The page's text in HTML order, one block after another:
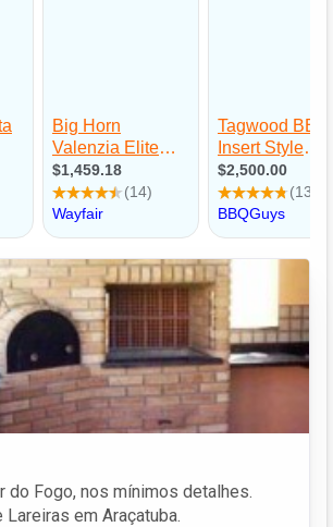
do Fogo, nos mínimos detalhes.
Lareiras em Araçatuba.